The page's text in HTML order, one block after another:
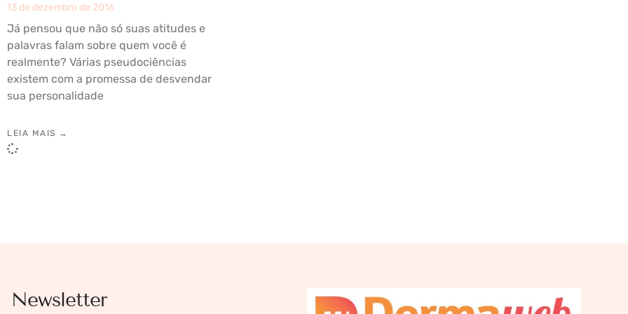
13 de dezembro de 2016
Já pensou que não só suas atitudes e
palavras falam sobre quem você é
realmente? Várias pseudociências
existem com a promessa de desvendar
sua personalidade
LEIA MAIS →
Newsletter